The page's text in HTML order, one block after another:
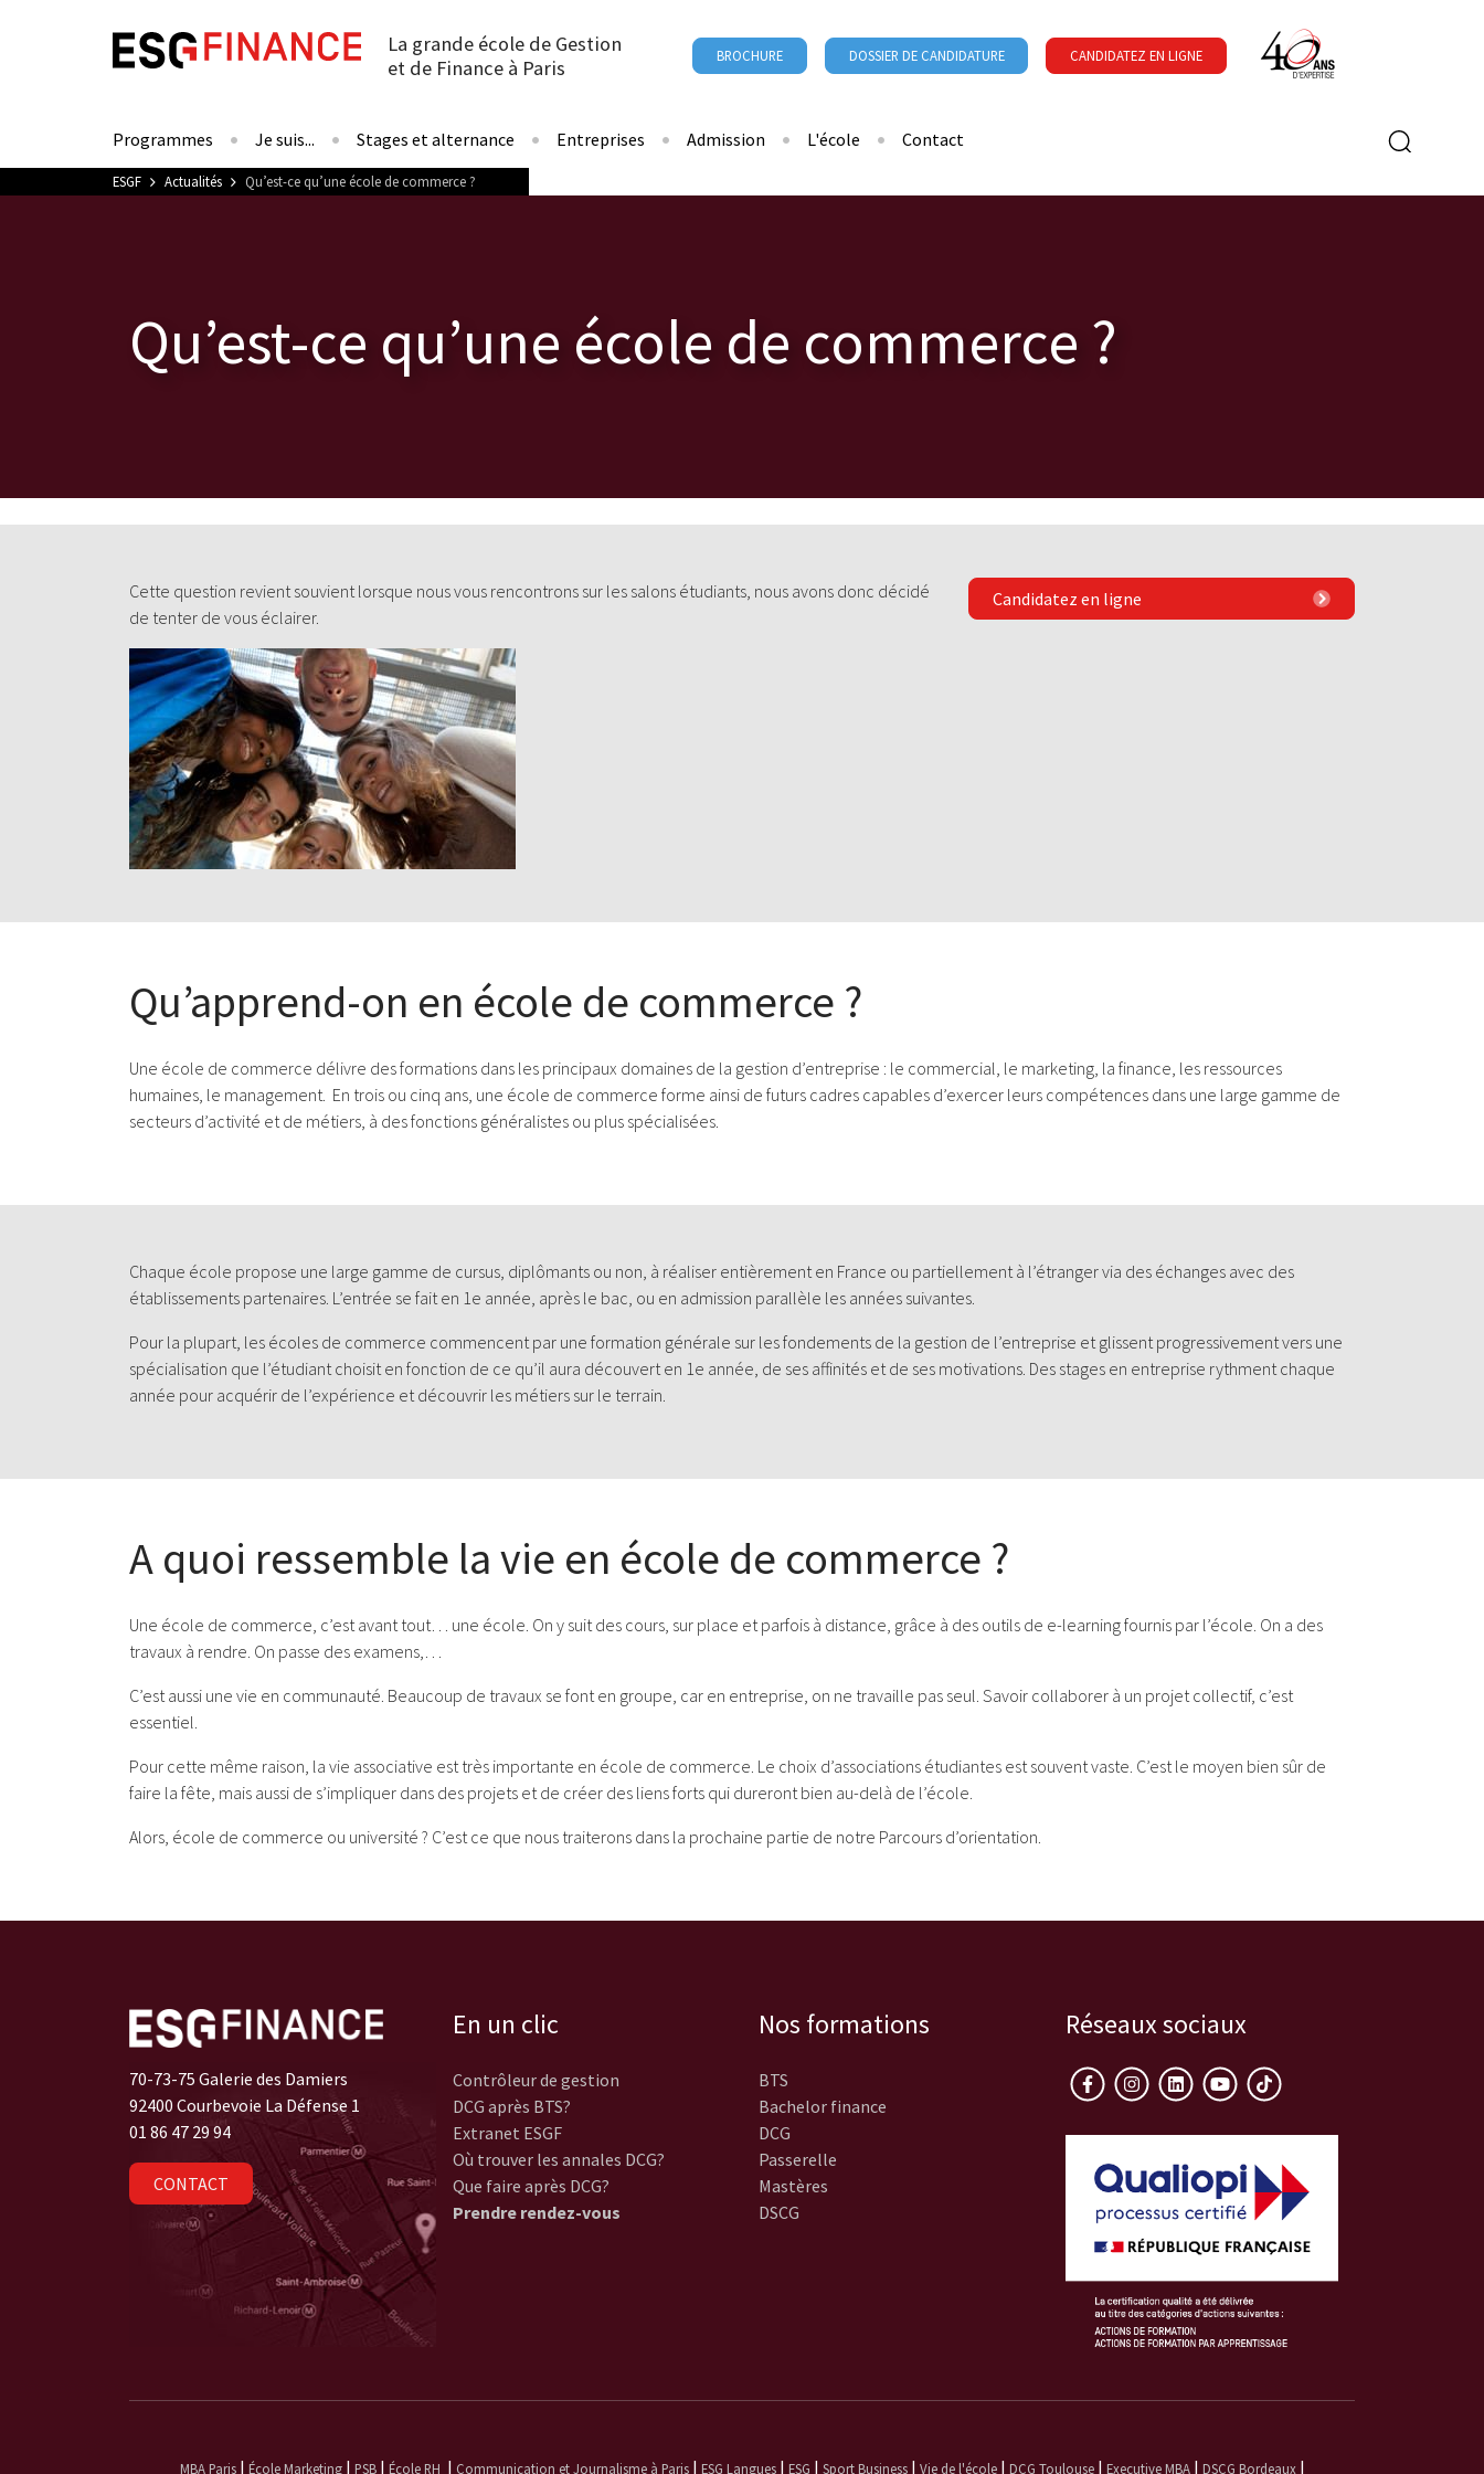
Qu’est-ce qu’une école de commerce ?
Cette question revient souvient lorsque nous vous rencontrons sur les salons étudiants, nous avons donc décidé
de tenter de vous éclairer.
Candidatez en ligne
Qu’apprend-on en école de commerce ?
Une école de commerce délivre des formations dans les principaux domaines de la gestion d’entreprise : le commercial, le marketing, la finance, les ressources
humaines, le management. En trois ou cinq ans, une école de commerce forme ainsi de futurs cadres capables d’exercer leurs compétences dans une large gamme de
secteurs d’activité et de métiers, à des fonctions généralistes ou plus spécialisées.
Chaque école propose une large gamme de cursus, diplômants ou non, à réaliser entièrement en France ou partiellement à l’étranger via des échanges avec des
établissements partenaires. L’entrée se fait en 1e année, après le bac, ou en admission parallèle les années suivantes.
Pour la plupart, les écoles de commerce commencent par une formation générale sur les fondements de la gestion de l’entreprise et glissent progressivement vers une
spécialisation que l’étudiant choisit en fonction de ce qu’il aura découvert en 1e année, de ses affinités et de ses motivations. Des stages en entreprise rythment chaque
année pour acquérir de l’expérience et découvrir les métiers sur le terrain.
A quoi ressemble la vie en école de commerce ?
Une école de commerce, c’est avant tout… une école. On y suit des cours, sur place et parfois à distance, grâce à des outils de e-learning fournis par l’école. On a des
travaux à rendre. On passe des examens,…
C’est aussi une vie en communauté. Beaucoup de travaux se font en groupe, car en entreprise, on ne travaille pas seul. Savoir collaborer à un projet collectif, c’est
essentiel.
Pour cette même raison, la vie associative est très importante en école de commerce. Le choix d’associations étudiantes est souvent vaste. C’est le moyen bien sûr de
faire la fête, mais aussi de s’impliquer dans des projets et de créer des liens forts qui dureront bien au-delà de l’école.
Alors, école de commerce ou université ? C’est ce que nous traiterons dans la prochaine partie de notre Parcours d’orientation.
La grande école de Gestion
et de Finance à Paris
BROCHURE DOSSIER DE CANDIDATURE CANDIDATEZ EN LIGNE
Programmes Je suis... Stages et alternance Entreprises Admission L'école Contact
Formulaire de recherche
Vous êtes ici
ESGF Actualités Qu’est-ce qu’une école de commerce ?
70-73-75 Galerie des Damiers
92400 Courbevoie La Défense 1
01 86 47 29 94
CONTACT
En un clic
Contrôleur de gestion
DCG après BTS?
Extranet ESGF
Où trouver les annales DCG?
Que faire après DCG?
Prendre rendez-vous
Nos formations
BTS
Bachelor finance
DCG
Passerelle
Mastères
DSCG
Réseaux sociaux
MBA Paris| École Marketing| PSB| École RH | Communication et Journalisme à Paris| ESG Langues| ESG | Sport Business | Vie de l'école| DCG Toulouse| Executive MBA| DSCG Bordeaux|